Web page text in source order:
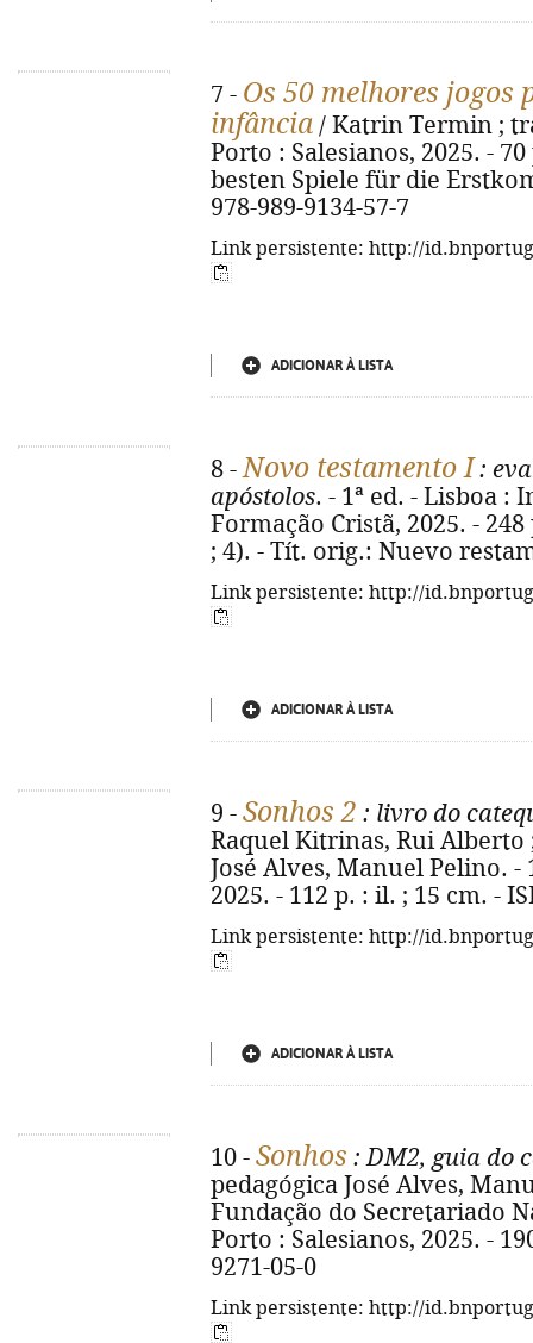
7 - Os 50 melhores jogos
infância / Katrin Termin ;
Porto : Salesianos, 2025. -
besten Spiele für die
978-989-9134-57-7
Link persistente: http://
ADICIONAR À LISTA
8 -Novo testamento I :
apóstolos. - 1ª ed. - Lisboa :
Formação Cristã, 2025. -
; 4). - Tít. orig.: Nuevo
Link persistente: http://
ADICIONAR À LISTA
9 - Sonhos 2 : livro do
Raquel Kitrinas, Rui Alberto
José Alves, Manuel Pelino. -
2025. - 112 p. : il. ; 15 cm. -
Link persistente: http://
ADICIONAR À LISTA
10 - Sonhos : DM2, guia do
pedagógica José Alves,
Fundação do Secretariado
Porto : Salesianos, 2025. -
9271-05-0
Link persistente: http://